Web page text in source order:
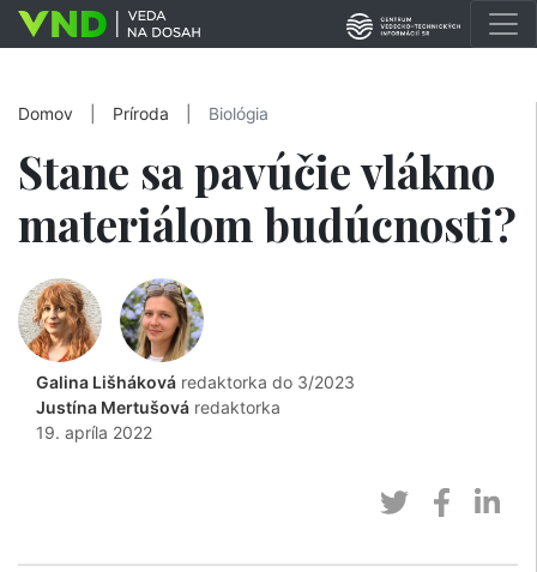
Domov Príroda Biológia
Stane sa pavúčie vlákno
materiálom budúcnosti?
Galina Lišháková redaktorka do 3/2023
Justína Mertušová redaktorka
19. apríla 2022